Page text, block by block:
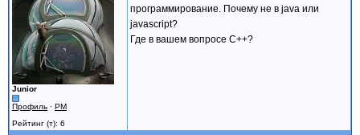
Junior
Профиль · PM
Рейтинг (т): 6
программирование. Почему не в java или
javascript?
Где в вашем вопросе C++?